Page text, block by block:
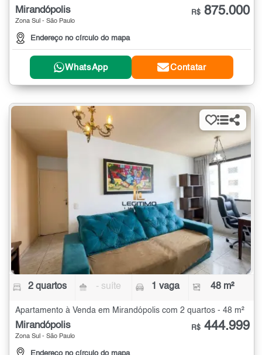
Mirandópolis
Zona Sul - São Paulo
Endereço no círculo do mapa
R$ 875.000
WhatsApp Contatar
2 quartos - suíte 1 vaga 48 m²
Apartamento à Venda em Mirandópolis com 2 quartos - 48 m²
Mirandópolis
Zona Sul - São Paulo
R$ 444.999